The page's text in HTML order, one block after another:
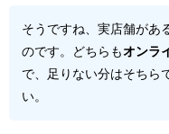
そうですね、実店舗があ
のです。どちらもオンラ
で、足りない分はそちら
い。